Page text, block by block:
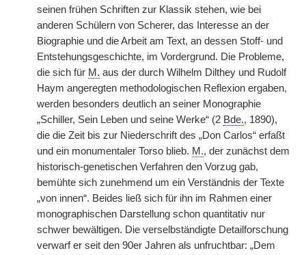
seinen frühen Schriften zur Klassik stehen, wie bei
anderen Schülern von Scherer, das Interesse an der
Biographie und die Arbeit am Text, an dessen Stoff- und
Entstehungsgeschichte, im Vordergrund. Die Probleme,
die sich für M. aus der durch Wilhelm Dilthey und Rudolf
Haym angeregten methodologischen Reflexion ergaben,
werden besonders deutlich an seiner Monographie
„Schiller, Sein Leben und seine Werke“ (2 Bde., 1890),
die die Zeit bis zur Niederschrift des „Don Carlos“ erfaßt
und ein monumentaler Torso blieb. M., der zunächst dem
historisch-genetischen Verfahren den Vorzug gab,
bemühte sich zunehmend um ein Verständnis der Texte
„von innen“. Beides ließ sich für ihn im Rahmen einer
monographischen Darstellung schon quantitativ nur
schwer bewältigen. Die verselbständigte Detailforschung
verwarf er seit den 90er Jahren als unfruchtbar: „Dem